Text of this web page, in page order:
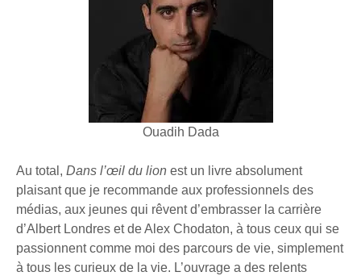
Ouadih Dada
Au total, Dans l’œil du lion est un livre absolument
plaisant que je recommande aux professionnels des
médias, aux jeunes qui rêvent d’embrasser la carrière
d’Albert Londres et de Alex Chodaton, à tous ceux qui se
passionnent comme moi des parcours de vie, simplement
à tous les curieux de la vie. L’ouvrage a des relents